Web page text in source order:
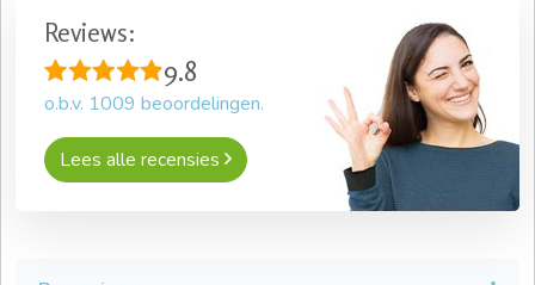
Reviews:
9.8
o.b.v. 1009 beoordelingen.
Lees alle recensies